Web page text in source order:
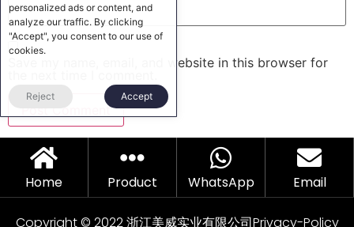
Save my name, email, and website in this browser for
Home Product WhatsApp Email
Copyright © 2022 浙江美威实业有限公司Privacy-Policy
personalized ads or content, and
analyze our traffic. By clicking
"Accept", you consent to our use of
cookies.
Reject Accept